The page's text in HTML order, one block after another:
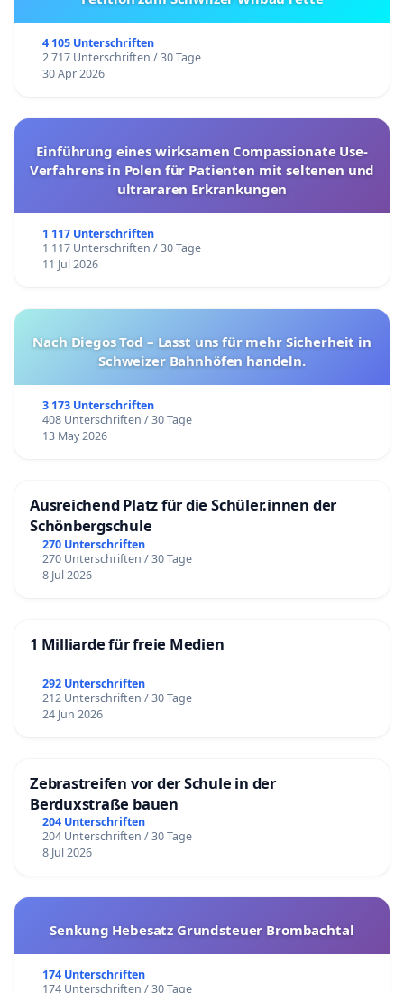
4 105 Unterschriften
2 717 Unterschriften / 30 Tage
30 Apr 2026
Einführung eines wirksamen Compassionate Use-
Verfahrens in Polen für Patienten mit seltenen und
ultrararen Erkrankungen
1 117 Unterschriften
1 117 Unterschriften / 30 Tage
11 Jul 2026
Nach Diegos Tod – Lasst uns für mehr Sicherheit in
Schweizer Bahnhöfen handeln.
3 173 Unterschriften
408 Unterschriften / 30 Tage
13 May 2026
Ausreichend Platz für die Schüler.innen der
Schönbergschule
270 Unterschriften
270 Unterschriften / 30 Tage
8 Jul 2026
1 Milliarde für freie Medien
292 Unterschriften
212 Unterschriften / 30 Tage
24 Jun 2026
Zebrastreifen vor der Schule in der
Berduxstraße bauen
204 Unterschriften
204 Unterschriften / 30 Tage
8 Jul 2026
Senkung Hebesatz Grundsteuer Brombachtal
174 Unterschriften
174 Unterschriften / 30 Tage